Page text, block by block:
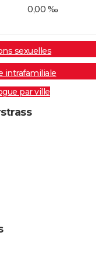
0,00 ‰
sexuelles
intrafamiliale
par ville